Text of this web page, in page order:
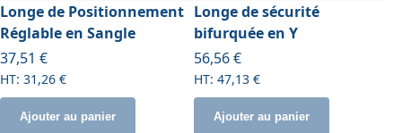
Longe de Positionnement
Réglable en Sangle
37,51 €
31,26 €
Ajouter au panier
Longe de sécurité
bifurquée en Y
56,56 €
47,13 €
Ajouter au panier